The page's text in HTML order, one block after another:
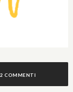
2 COMMENTI